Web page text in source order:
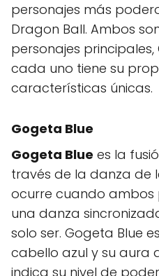
personajes más
Dragon Ball. Ambos
personajes
cada uno tiene su
características únicas.
Gogeta Blue
Gogeta Blue es la
través de la danza de
ocurre cuando ambos
una danza
solo ser. Gogeta Blue
cabello azul y su aura
indica su nivel de